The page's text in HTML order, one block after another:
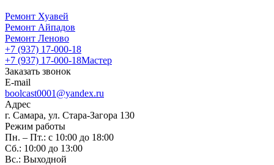
Ремонт Хуавей
Ремонт Айпадов
Ремонт Леново
+7 (937) 17-000-18
+7 (937) 17-000-18Мастер
Заказать звонок
E-mail
boolcast0001@yandex.ru
Адрес
г. Самара, ул. Стара-Загора 130
Режим работы
Пн. – Пт.: с 10:00 до 18:00
Сб.: 10:00 до 13:00
Вс.: Выходной